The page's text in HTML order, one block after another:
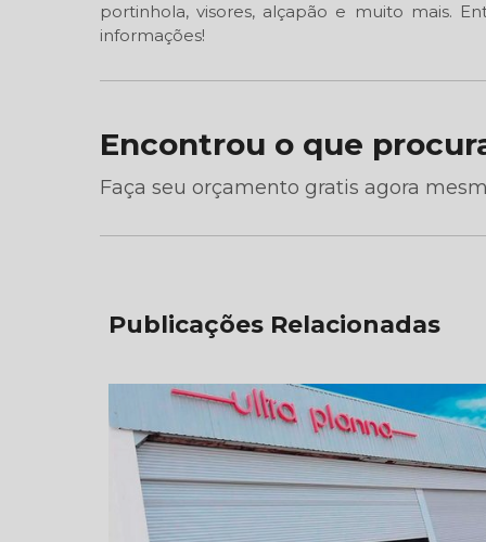
portinhola, visores, alçapão e muito mais.
informações!
Encontrou o que
Faça seu orçamento gratis agora
Publicações Relacionadas